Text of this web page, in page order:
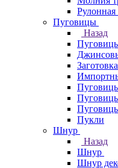
Пуговицы
Назад
Пукли
Шнур
Назад
Шнур
Шнур